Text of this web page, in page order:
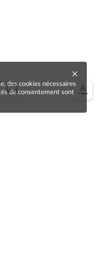
des cookies nécessaires
de consentement sont